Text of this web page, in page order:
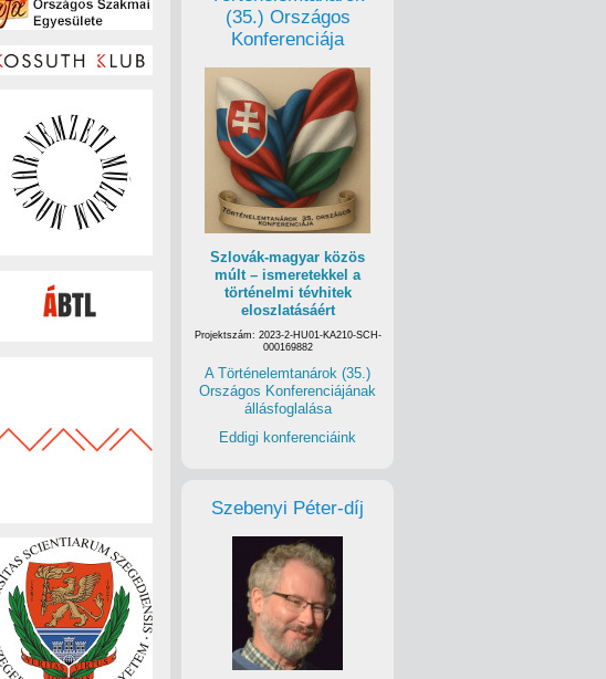
(35.) Országos
Konferenciája
Szlovák-magyar közös
múlt – ismeretekkel a
történelmi tévhitek
eloszlatásáért
Projektszám: 2023-2-HU01-KA210-SCH-
000169882
A Történelemtanárok (35.)
Országos Konferenciájának
állásfoglalása
Eddigi konferenciáink
Szebenyi Péter-díj